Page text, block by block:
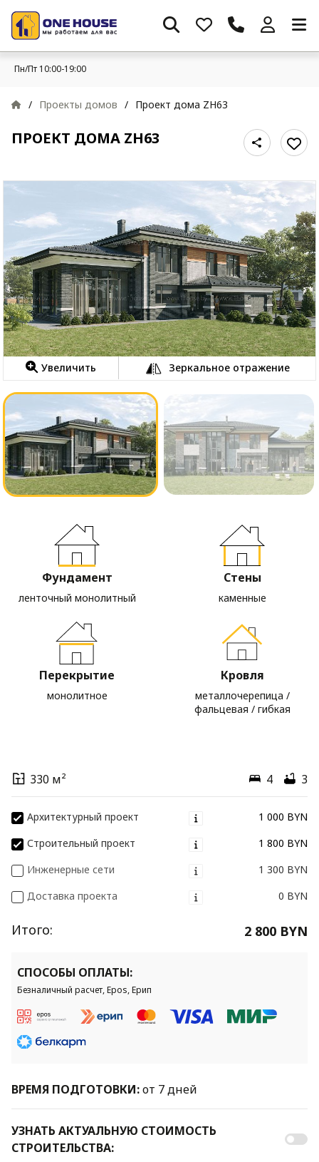
Пн/Пт 10:00-19:00
/ Проекты домов / Проект дома ZH63
ПРОЕКТ ДОМА ZH63
Увеличить Зеркальное отражение
Фундамент
ленточный монолитный
Стены
каменные
Перекрытие
монолитное
Кровля
металлочерепица /
фальцевая / гибкая
330 м² 4 3
Архитектурный проект
1 000 BYN
Строительный проект
1 800 BYN
Инженерные сети
1 300 BYN
Доставка проекта
0 BYN
Итого: 2 800 BYN
СПОСОБЫ ОПЛАТЫ:
Безналичный расчет, Epos, Ерип
ВРЕМЯ ПОДГОТОВКИ:от 7 дней
УЗНАТЬ АКТУАЛЬНУЮ СТОИМОСТЬ
СТРОИТЕЛЬСТВА: